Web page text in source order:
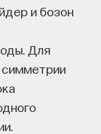
и бозон
Для